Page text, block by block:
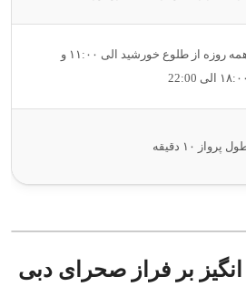
همه روزه از طلوع خورشید الی ۱۱:۰۰ و
۱۸:۰۰ الی 22:00
پرواز ۱۰ دقیقه
بر فراز صحرای دبی